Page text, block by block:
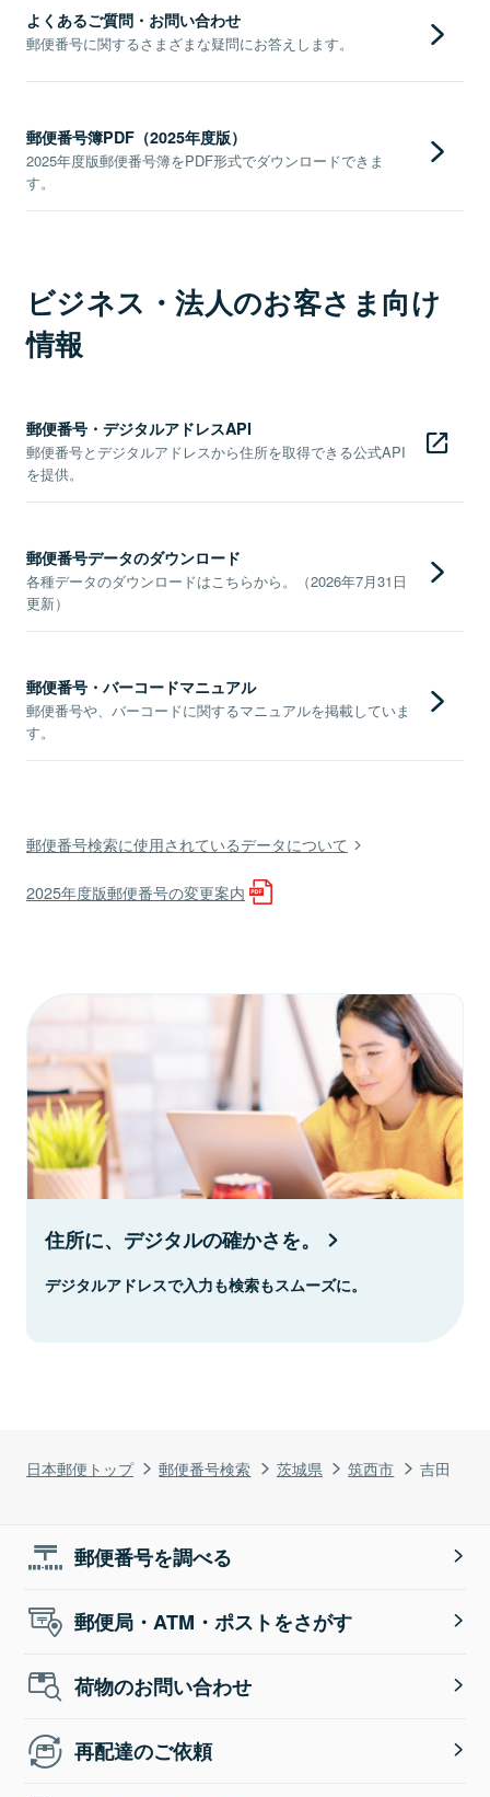
日本郵便トップ 郵便番号検索 茨城県 筑西市 吉田
よくあるご質問・お問い合わせ
郵便番号に関するさまざまな疑問にお答えします。
郵便番号簿PDF（2025年度版）
2025年度版郵便番号簿をPDF形式でダウンロードできま
す。
ビジネス・法人のお客さま向け
情報
郵便番号・デジタルアドレスAPI
郵便番号とデジタルアドレスから住所を取得できる公式API
を提供。
郵便番号データのダウンロード
各種データのダウンロードはこちらから。（2026年7月31日
更新）
郵便番号・バーコードマニュアル
郵便番号や、バーコードに関するマニュアルを掲載していま
す。
郵便番号検索に使用されているデータについて
2025年度版郵便番号の変更案内
住所に、デジタルの確かさを。
デジタルアドレスで入力も検索もスムーズに。
郵便番号を調べる
郵便局・ATM・ポストをさがす
荷物のお問い合わせ
再配達のご依頼